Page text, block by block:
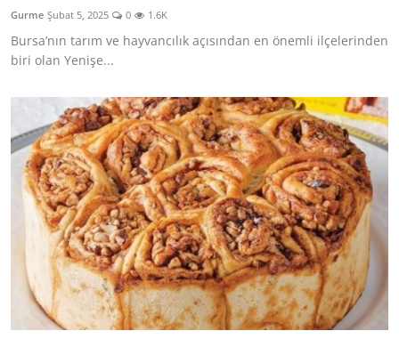
Anne & Bebek Beslenmesi
Mutfak Sırları & Teknikler
Gıda Sözlüğü & Nedir?
Yemek Tarifleri & Menüler
Gurme Şubat 5, 2025 0 1.6K
Bursa’nın tarım ve hayvancılık açısından en önemli ilçelerinden
biri olan Yenişe...